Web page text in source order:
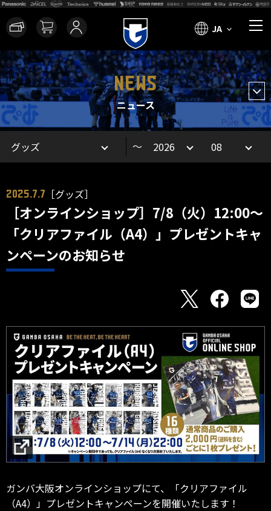
JA
NEWS
ニュース
～
2025.7.7 ［グッズ］
［オンラインショップ］7/8（火）12:00～
「クリアファイル（A4）」プレゼントキャ
ンペーンのお知らせ
ガンバ大阪オンラインショップにて、「クリアファイル
（A4）」プレゼントキャンペーンを開催いたします！